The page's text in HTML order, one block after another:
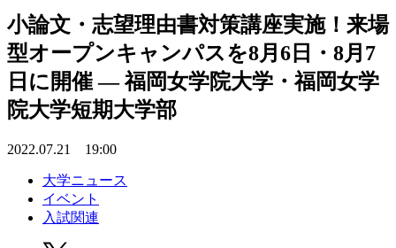
小論文・志望理由書対策講座実施！来場
型オープンキャンパスを8月6日・8月7
日に開催 — 福岡女学院大学・福岡女学
院大学短期大学部
2022.07.21 19:00
大学ニュース
イベント
入試関連